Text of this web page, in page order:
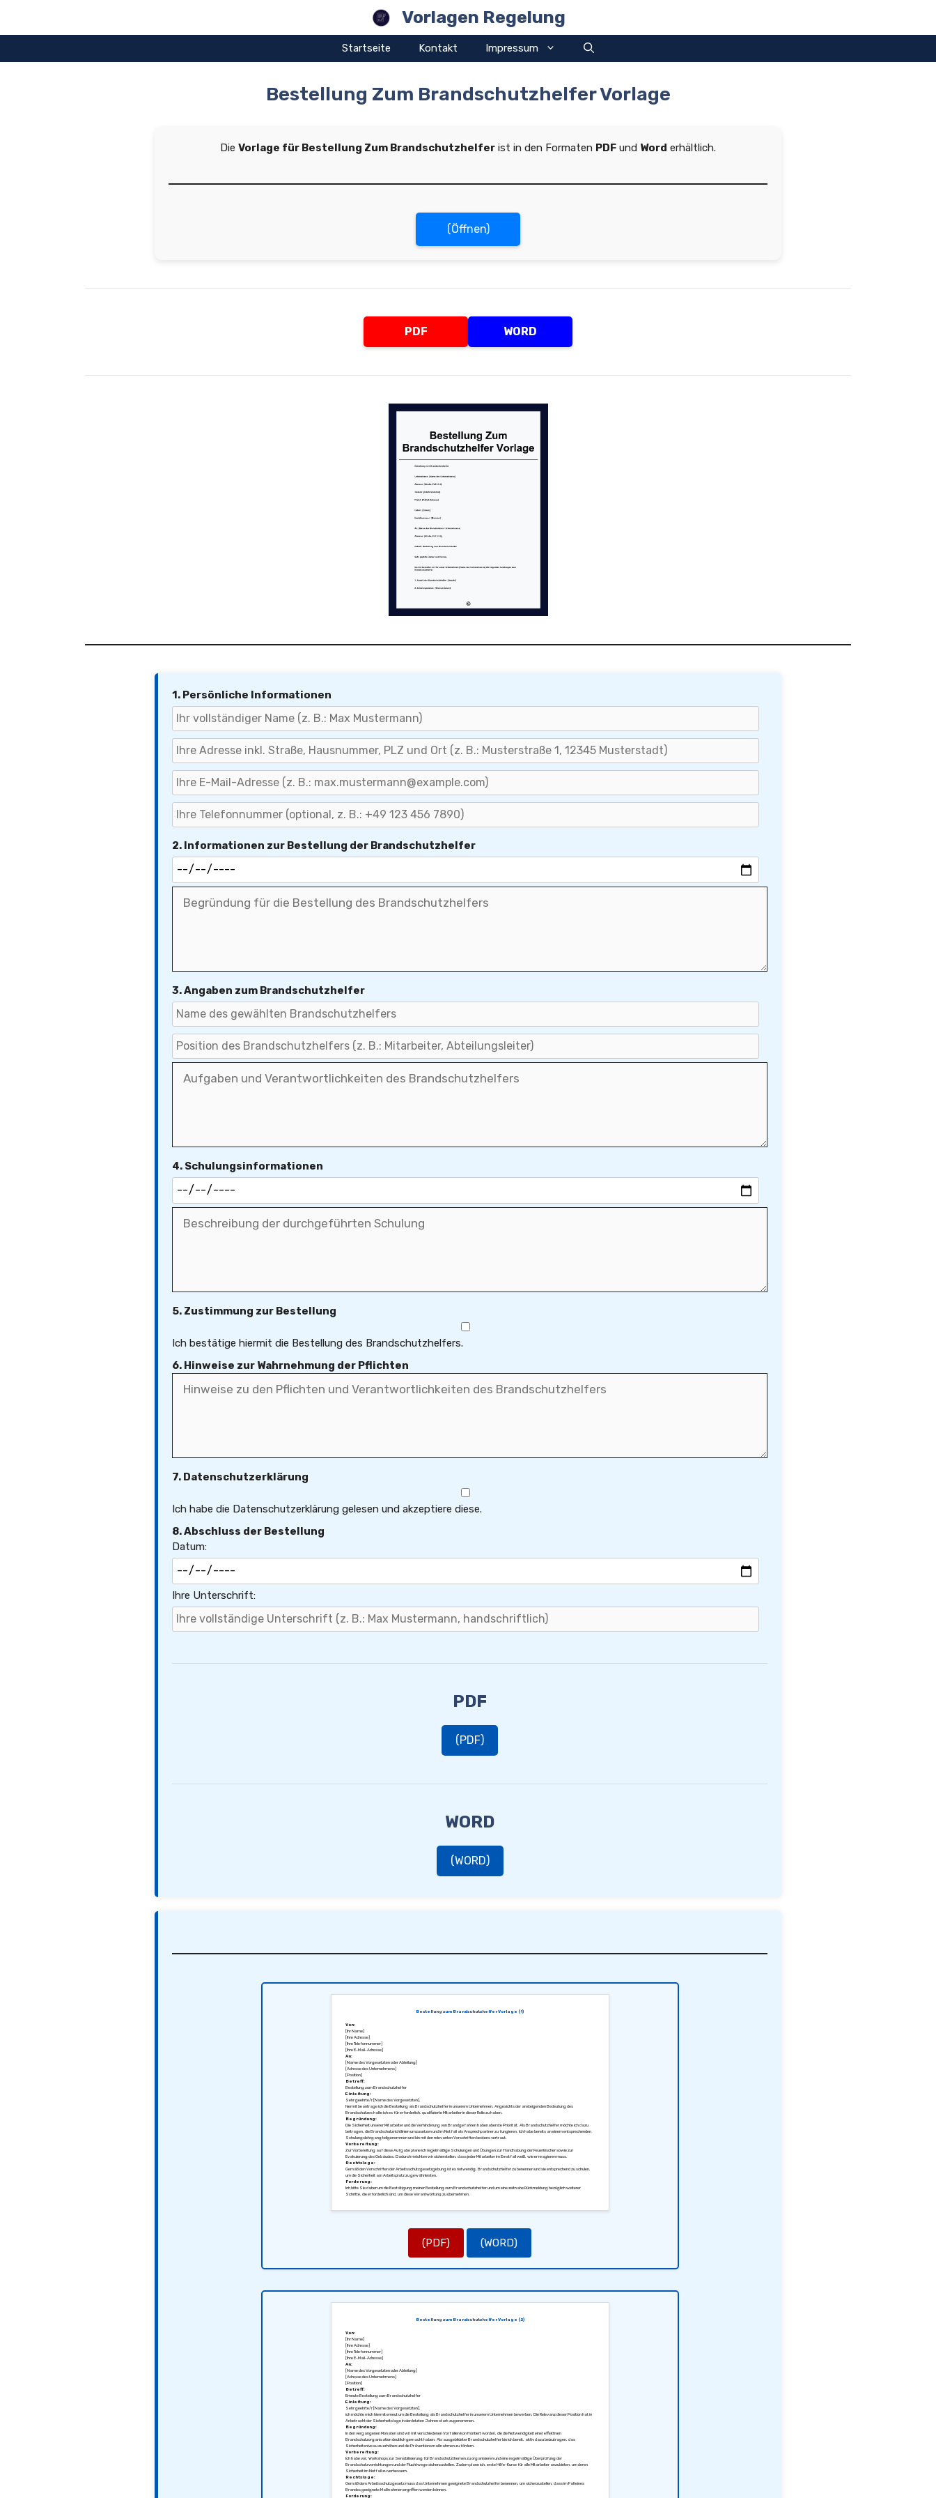
springen
Vorlagen Regelung
Startseite Kontakt Impressum
Bestellung Zum Brandschutzhelfer Vorlage
Die Vorlage für Bestellung Zum Brandschutzhelfer ist in den Formaten PDF und Word erhältlich.
(Öffnen)
PDF WORD
1. Persönliche Informationen
2. Informationen zur Bestellung der Brandschutzhelfer
3. Angaben zum Brandschutzhelfer
4. Schulungsinformationen
5. Zustimmung zur Bestellung
Ich bestätige hiermit die Bestellung des Brandschutzhelfers.
6. Hinweise zur Wahrnehmung der Pflichten
7. Datenschutzerklärung
Ich habe die Datenschutzerklärung gelesen und akzeptiere diese.
8. Abschluss der Bestellung
Datum:
Ihre Unterschrift:
PDF
(PDF)
WORD
(WORD)
Bestellung zum Brandschutzhelfer Vorlage (1)
Von:
[Ihr Name]
[Ihre Adresse]
[Ihre Telefonnummer]
[Ihre E-Mail-Adresse]
An:
[Name des Vorgesetzten oder Abteilung]
[Adresse des Unternehmens]
[Position]
Betreff:
Bestellung zum Brandschutzhelfer
Einleitung:
Sehr geehrte/r [Name des Vorgesetzten],
hiermit beantrage ich die Bestellung als Brandschutzhelfer in unserem Unternehmen. Angesichts der ansteigenden Bedeutung des
Brandschutzes halte ich es für erforderlich, qualifizierte Mitarbeiter in dieser Rolle zu haben.
Begründung:
Die Sicherheit unserer Mitarbeiter und die Verhinderung von Brandgefahren haben oberste Priorität. Als Brandschutzhelfer möchte ich dazu
beitragen, die Brandschutzrichtlinien umzusetzen und im Notfall als Ansprechpartner zu fungieren. Ich habe bereits an einem entsprechenden
Schulungslehrgang teilgenommen und bin mit den relevanten Vorschriften bestens vertraut.
Vorbereitung:
Zur Vorbereitung auf diese Aufgabe plane ich regelmäßige Schulungen und Übungen zur Handhabung der Feuerlöscher sowie zur
Evakuierung des Gebäudes. Dadurch möchten wir sicherstellen, dass jeder Mitarbeiter im Ernstfall weiß, wie er reagieren muss.
Rechtslage:
Gemäß den Vorschriften der Arbeitsschutzgesetzgebung ist es notwendig, Brandschutzhelfer zu benennen und sie entsprechend zu schulen,
um die Sicherheit am Arbeitsplatz zu gewährleisten.
Forderung:
Ich bitte Sie daher um die Bestätigung meiner Bestellung zum Brandschutzhelfer und um eine zeitnahe Rückmeldung bezüglich weiterer
Schritte, die erforderlich sind, um diese Verantwortung zu übernehmen.
(PDF) (WORD)
Bestellung zum Brandschutzhelfer Vorlage (2)
Von:
[Ihr Name]
[Ihre Adresse]
[Ihre Telefonnummer]
[Ihre E-Mail-Adresse]
An:
[Name des Vorgesetzten oder Abteilung]
[Adresse des Unternehmens]
[Position]
Betreff:
Erneute Bestellung zum Brandschutzhelfer
Einleitung:
Sehr geehrte/r [Name des Vorgesetzten],
ich möchte mich hiermit erneut um die Bestellung als Brandschutzhelfer in unserem Unternehmen bewerben. Die Relevanz dieser Position hat in
Anbetracht der Sicherheitslage in den letzten Jahren stark zugenommen.
Begründung:
In den vergangenen Monaten sind wir mit verschiedenen Vorfällen konfrontiert worden, die die Notwendigkeit einer effektiven
Brandschutzorganisation deutlich gemacht haben. Als ausgebildeter Brandschutzhelfer bin ich bereit, aktiv dazu beizutragen, das
Sicherheitsniveau zu erhöhen und die Präventionsmaßnahmen zu fördern.
Vorbereitung:
Ich habe vor, Workshops zur Sensibilisierung für Brandschutzthemen zu organisieren und eine regelmäßige Überprüfung der
Brandschutzvorrichtungen und der Fluchtwege sicherzustellen. Zudem plane ich, erste Hilfe-Kurse für alle Mitarbeiter anzubieten, um deren
Sicherheit im Notfall zu verbessern.
Rechtslage:
Gemäß dem Arbeitsschutzgesetz muss das Unternehmen geeignete Brandschutzhelfer benennen, um sicherzustellen, dass im Fall eines
Brandes geeignete Maßnahmen ergriffen werden können.
Forderung: